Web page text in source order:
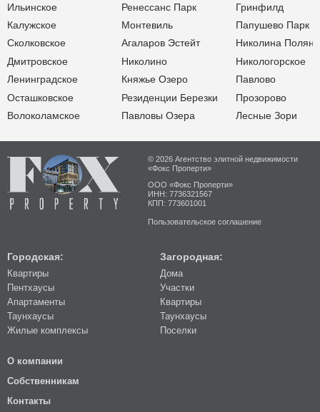
Ильинское
Калужское
Сколковское
Дмитровское
Ленинградское
Осташковское
Волоколамское
Ренессанс Парк
Монтевиль
Агаларов Эстейт
Николино
Княжье Озеро
Резиденции Березки
Павловы Озера
Гринфилд
Папушево Парк
Николина Поляна
Никологорское
Павлово
Прозорово
Лесные Зори
© 2026 Агентство элитной недвижимости
«Фокс Проперти»
ООО «Фокс Проперти»
ИНН: 7736321567
КПП: 773601001
Пользовательское соглашение
Городская:
Квартиры
Пентхаусы
Апартаменты
Таунхаусы
Жилые комплексы
Загородная:
Дома
Участки
Квартиры
Таунхаусы
Поселки
О компании
Собственникам
Контакты